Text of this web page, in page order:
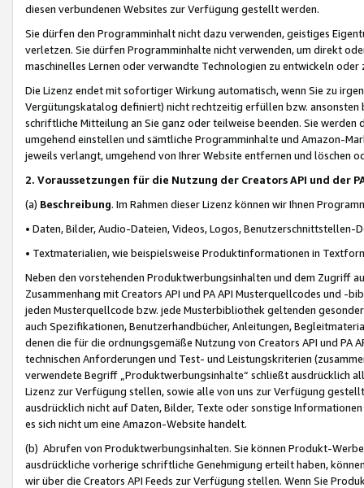
diesen verbundenen Websites zur Verfügung gestellt werden.
Sie dürfen den Programminhalt nicht dazu verwenden, geistiges
verletzen. Sie dürfen Programminhalte nicht verwenden, um direkt
maschinelles Lernen oder verwandte Technologien zu entwickeln
Die Lizenz endet mit sofortiger Wirkung automatisch, wenn Sie zu
Vergütungskatalog definiert) nicht rechtzeitig erfüllen bzw. ansonsten
schriftliche Mitteilung an Sie ganz oder teilweise beenden. Sie werden
umgehend einstellen und sämtliche Programminhalte und Amazon-
jeweils verlangt, umgehend von Ihrer Website entfernen und löschen
2. Voraussetzungen für die Nutzung der Creators API und der
(a) Beschreibung. Im Rahmen dieser Lizenz können wir Ihnen
• Daten, Bilder, Audio-Dateien, Videos, Logos, Benutzerschnittstellen-
• Textmaterialien, wie beispielsweise Produktinformationen in
Neben den vorstehenden Produktwerbungsinhalten und dem Zugriff
Zusammenhang mit Creators API und PA API Musterquellcodes und
jeden Musterquellcode bzw. jede Musterbibliothek geltenden
auch Spezifikationen, Benutzerhandbücher, Anleitungen,
denen die für die ordnungsgemäße Nutzung von Creators API und PA
technischen Anforderungen und Test- und Leistungskriterien
verwendete Begriff „Produktwerbungsinhalte“ schließt ausdrücklich
Lizenz zur Verfügung stellen, sowie alle von uns zur Verfügung
ausdrücklich nicht auf Daten, Bilder, Texte oder sonstige
es sich nicht um eine Amazon-Website handelt.
(b) Abrufen von Produktwerbungsinhalten. Sie können Produkt-
ausdrückliche vorherige schriftliche Genehmigung erteilt haben,
wir über die Creators API Feeds zur Verfügung stellen. Wenn Sie